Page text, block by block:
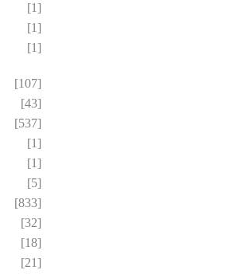
[1]
[1]
[1]
[107]
[43]
[537]
[1]
[1]
[5]
[833]
[32]
[18]
[21]